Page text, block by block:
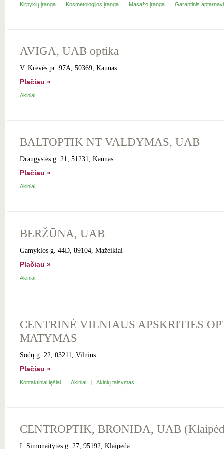
Kirpyklų įranga Kosmetologijos įranga Masažo įranga Garantinis
AVIGA, UAB optika
V. Krėvės pr. 97A, 50369, Kaunas
Plačiau »
Akiniai
BALTOPTIK NT VALDYMAS, UAB
Draugystės g. 21, 51231, Kaunas
Plačiau »
Akiniai
BERŽŪNA, UAB
Gamyklos g. 44D, 89104, Mažeikiai
Plačiau »
Akiniai
CENTRINĖ VILNIAUS APSKRITIES
MATYMAS
Sodų g. 22, 03211, Vilnius
Plačiau »
Kontaktiniai lęšiai Akiniai Akinių taisymas
CENTROPTIK, BRONIDA, UAB
I. Simonaitytės g. 27, 95192, Klaipėda